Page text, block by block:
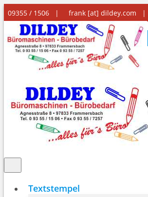
09355 / 1506 | frank [at] dildey.com |
Textstempel